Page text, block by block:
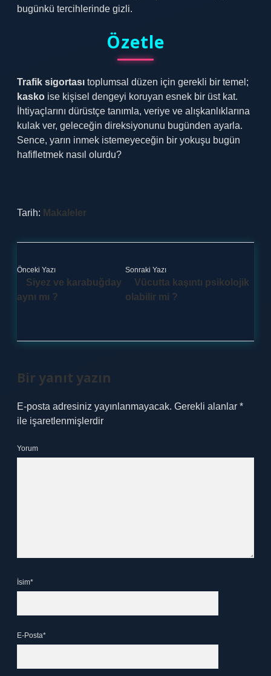
bugünkü tercihlerinde gizli.
Özetle
Trafik sigortası toplumsal düzen için gerekli bir temel;
kasko ise kişisel dengeyi koruyan esnek bir üst kat.
İhtiyaçlarını dürüstçe tanımla, veriye ve alışkanlıklarına
kulak ver, geleceğin direksiyonunu bugünden ayarla.
Sence, yarın inmek istemeyeceğin bir yokuşu bugün
hafifletmek nasıl olurdu?
Tarih: Makaleler
Önceki Yazı
Siyez ve karabuğday
aynı mı ?
Sonraki Yazı
Vücutta kaşıntı psikolojik
olabilir mi ?
Bir yanıt yazın
E-posta adresiniz yayınlanmayacak. Gerekli alanlar *
ile işaretlenmişlerdir
Yorum
İsim*
E-Posta*